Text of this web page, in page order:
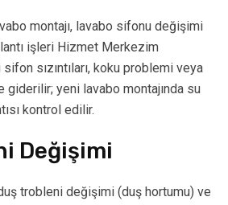
montajı, lavabo sifonu değişimi
işleri Hizmet Merkezim
sifon sızıntıları, koku problemi veya
giderilir; yeni lavabo montajında su
kontrol edilir.
Değişimi
trobleni değişimi (duş hortumu) ve